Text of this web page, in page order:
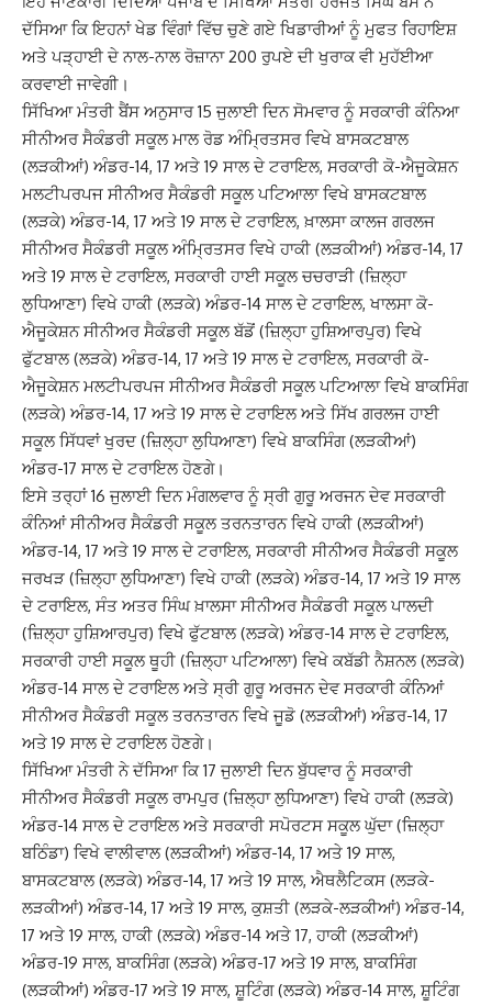
ਦੱਸਿਆ ਕਿ ਇਹਨਾਂ ਖੇਡ ਵਿੰਗਾਂ ਵਿੱਚ ਚੁਣੇ ਗਏ ਖਿਡਾਰੀਆਂ ਨੂੰ ਮੁਫਤ ਰਿਹਾਇਸ਼
ਅਤੇ ਪੜ੍ਹਾਈ ਦੇ ਨਾਲ-ਨਾਲ ਰੋਜ਼ਾਨਾ 200 ਰੁਪਏ ਦੀ ਖੁਰਾਕ ਵੀ ਮੁਹੱਈਆ
ਕਰਵਾਈ ਜਾਵੇਗੀ।
ਸਿੱਖਿਆ ਮੰਤਰੀ ਬੈਂਸ ਅਨੁਸਾਰ 15 ਜੁਲਾਈ ਦਿਨ ਸੋਮਵਾਰ ਨੂੰ ਸਰਕਾਰੀ ਕੰਨਿਆ
ਸੀਨੀਅਰ ਸੈਕੰਡਰੀ ਸਕੂਲ ਮਾਲ ਰੋਡ ਅੰਮ੍ਰਿਤਸਰ ਵਿਖੇ ਬਾਸਕਟਬਾਲ
(ਲੜਕੀਆਂ) ਅੰਡਰ-14, 17 ਅਤੇ 19 ਸਾਲ ਦੇ ਟਰਾਇਲ, ਸਰਕਾਰੀ ਕੋ-ਐਜੂਕੇਸ਼ਨ
ਮਲਟੀਪਰਪਜ ਸੀਨੀਅਰ ਸੈਕੰਡਰੀ ਸਕੂਲ ਪਟਿਆਲਾ ਵਿਖੇ ਬਾਸਕਟਬਾਲ
(ਲੜਕੇ) ਅੰਡਰ-14, 17 ਅਤੇ 19 ਸਾਲ ਦੇ ਟਰਾਇਲ, ਖ਼ਾਲਸਾ ਕਾਲਜ ਗਰਲਜ
ਸੀਨੀਅਰ ਸੈਕੰਡਰੀ ਸਕੂਲ ਅੰਮ੍ਰਿਤਸਰ ਵਿਖੇ ਹਾਕੀ (ਲੜਕੀਆਂ) ਅੰਡਰ-14, 17
ਅਤੇ 19 ਸਾਲ ਦੇ ਟਰਾਇਲ, ਸਰਕਾਰੀ ਹਾਈ ਸਕੂਲ ਚਚਰਾੜੀ (ਜ਼ਿਲ੍ਹਾ
ਲੁਧਿਆਣਾ) ਵਿਖੇ ਹਾਕੀ (ਲੜਕੇ) ਅੰਡਰ-14 ਸਾਲ ਦੇ ਟਰਾਇਲ, ਖਾਲਸਾ ਕੋ-
ਐਜੂਕੇਸ਼ਨ ਸੀਨੀਅਰ ਸੈਕੰਡਰੀ ਸਕੂਲ ਬੱਡੋਂ (ਜ਼ਿਲ੍ਹਾ ਹੁਸ਼ਿਆਰਪੁਰ) ਵਿਖੇ
ਫੁੱਟਬਾਲ (ਲੜਕੇ) ਅੰਡਰ-14, 17 ਅਤੇ 19 ਸਾਲ ਦੇ ਟਰਾਇਲ, ਸਰਕਾਰੀ ਕੋ-
ਐਜੂਕੇਸ਼ਨ ਮਲਟੀਪਰਪਜ ਸੀਨੀਅਰ ਸੈਕੰਡਰੀ ਸਕੂਲ ਪਟਿਆਲਾ ਵਿਖੇ ਬਾਕਸਿੰਗ
(ਲੜਕੇ) ਅੰਡਰ-14, 17 ਅਤੇ 19 ਸਾਲ ਦੇ ਟਰਾਇਲ ਅਤੇ ਸਿੱਖ ਗਰਲਜ ਹਾਈ
ਸਕੂਲ ਸਿੱਧਵਾਂ ਖੁਰਦ (ਜ਼ਿਲ੍ਹਾ ਲੁਧਿਆਣਾ) ਵਿਖੇ ਬਾਕਸਿੰਗ (ਲੜਕੀਆਂ)
ਅੰਡਰ-17 ਸਾਲ ਦੇ ਟਰਾਇਲ ਹੋਣਗੇ।
ਇਸੇ ਤਰ੍ਹਾਂ 16 ਜੁਲਾਈ ਦਿਨ ਮੰਗਲਵਾਰ ਨੂੰ ਸ੍ਰੀ ਗੁਰੂ ਅਰਜਨ ਦੇਵ ਸਰਕਾਰੀ
ਕੰਨਿਆਂ ਸੀਨੀਅਰ ਸੈਕੰਡਰੀ ਸਕੂਲ ਤਰਨਤਾਰਨ ਵਿਖੇ ਹਾਕੀ (ਲੜਕੀਆਂ)
ਅੰਡਰ-14, 17 ਅਤੇ 19 ਸਾਲ ਦੇ ਟਰਾਇਲ, ਸਰਕਾਰੀ ਸੀਨੀਅਰ ਸੈਕੰਡਰੀ ਸਕੂਲ
ਜਰਖੜ (ਜ਼ਿਲ੍ਹਾ ਲੁਧਿਆਣਾ) ਵਿਖੇ ਹਾਕੀ (ਲੜਕੇ) ਅੰਡਰ-14, 17 ਅਤੇ 19 ਸਾਲ
ਦੇ ਟਰਾਇਲ, ਸੰਤ ਅਤਰ ਸਿੰਘ ਖ਼ਾਲਸਾ ਸੀਨੀਅਰ ਸੈਕੰਡਰੀ ਸਕੂਲ ਪਾਲਦੀ
(ਜ਼ਿਲ੍ਹਾ ਹੁਸ਼ਿਆਰਪੁਰ) ਵਿਖੇ ਫੁੱਟਬਾਲ (ਲੜਕੇ) ਅੰਡਰ-14 ਸਾਲ ਦੇ ਟਰਾਇਲ,
ਸਰਕਾਰੀ ਹਾਈ ਸਕੂਲ ਥੂਹੀ (ਜ਼ਿਲ੍ਹਾ ਪਟਿਆਲਾ) ਵਿਖੇ ਕਬੱਡੀ ਨੈਸ਼ਨਲ (ਲੜਕੇ)
ਅੰਡਰ-14 ਸਾਲ ਦੇ ਟਰਾਇਲ ਅਤੇ ਸ੍ਰੀ ਗੁਰੂ ਅਰਜਨ ਦੇਵ ਸਰਕਾਰੀ ਕੰਨਿਆਂ
ਸੀਨੀਅਰ ਸੈਕੰਡਰੀ ਸਕੂਲ ਤਰਨਤਾਰਨ ਵਿਖੇ ਜੂਡੋ (ਲੜਕੀਆਂ) ਅੰਡਰ-14, 17
ਅਤੇ 19 ਸਾਲ ਦੇ ਟਰਾਇਲ ਹੋਣਗੇ।
ਸਿੱਖਿਆ ਮੰਤਰੀ ਨੇ ਦੱਸਿਆ ਕਿ 17 ਜੁਲਾਈ ਦਿਨ ਬੁੱਧਵਾਰ ਨੂੰ ਸਰਕਾਰੀ
ਸੀਨੀਅਰ ਸੈਕੰਡਰੀ ਸਕੂਲ ਰਾਮਪੁਰ (ਜ਼ਿਲ੍ਹਾ ਲੁਧਿਆਣਾ) ਵਿਖੇ ਹਾਕੀ (ਲੜਕੇ)
ਅੰਡਰ-14 ਸਾਲ ਦੇ ਟਰਾਇਲ ਅਤੇ ਸਰਕਾਰੀ ਸਪੋਰਟਸ ਸਕੂਲ ਘੁੱਦਾ (ਜ਼ਿਲ੍ਹਾ
ਬਠਿੰਡਾ) ਵਿਖੇ ਵਾਲੀਵਾਲ (ਲੜਕੀਆਂ) ਅੰਡਰ-14, 17 ਅਤੇ 19 ਸਾਲ,
ਬਾਸਕਟਬਾਲ (ਲੜਕੇ) ਅੰਡਰ-14, 17 ਅਤੇ 19 ਸਾਲ, ਐਥਲੈਟਿਕਸ (ਲੜਕੇ-
ਲੜਕੀਆਂ) ਅੰਡਰ-14, 17 ਅਤੇ 19 ਸਾਲ, ਕੁਸ਼ਤੀ (ਲੜਕੇ-ਲੜਕੀਆਂ) ਅੰਡਰ-14,
17 ਅਤੇ 19 ਸਾਲ, ਹਾਕੀ (ਲੜਕੇ) ਅੰਡਰ-14 ਅਤੇ 17, ਹਾਕੀ (ਲੜਕੀਆਂ)
ਅੰਡਰ-19 ਸਾਲ, ਬਾਕਸਿੰਗ (ਲੜਕੇ) ਅੰਡਰ-17 ਅਤੇ 19 ਸਾਲ, ਬਾਕਸਿੰਗ
(ਲੜਕੀਆਂ) ਅੰਡਰ-17 ਅਤੇ 19 ਸਾਲ, ਸ਼ੂਟਿੰਗ (ਲੜਕੇ) ਅੰਡਰ-14 ਸਾਲ, ਸ਼ੂਟਿੰਗ